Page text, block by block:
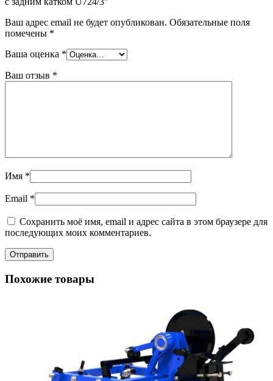
Ваш адрес email не будет опубликован. Обязательные поля
помечены *
Ваша оценка *
Ваш отзыв *
Имя *
Email *
Сохранить моё имя, email и адрес сайта в этом браузере для
последующих моих комментариев.
Похожие товары